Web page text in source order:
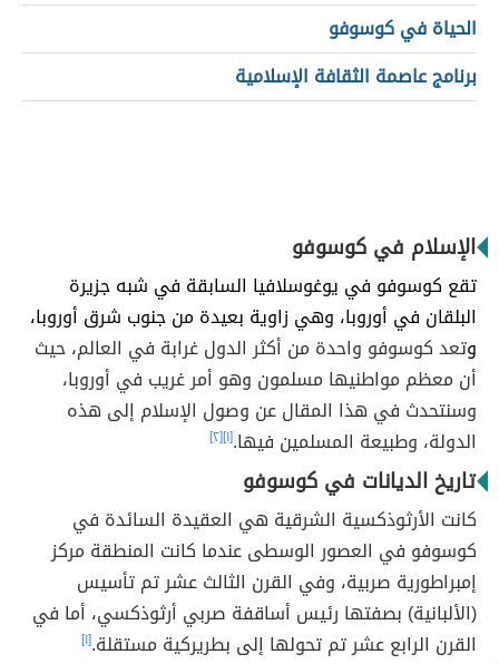
الحياة في كوسوفو
برنامج عاصمة الثقافة الإسلامية
الإسلام في كوسوفو
تقع كوسوفو في يوغوسلافيا السابقة في شبه جزيرة
البلقان في أوروبا، وهي زاوية بعيدة من جنوب شرق أوروبا،
وتعد كوسوفو واحدة من أكثر الدول غرابة في العالم، حيث
أن معظم مواطنيها مسلمون وهو أمر غريب في أوروبا،
وسنتحدث في هذا المقال عن وصول الإسلام إلى هذه
الدولة، وطبيعة المسلمين فيها.[١] [٢]
تاريخ الديانات في كوسوفو
كانت الأرثوذكسية الشرقية هي العقيدة السائدة في
كوسوفو في العصور الوسطى عندما كانت المنطقة مركز
إمبراطورية صربية، وفي القرن الثالث عشر تم تأسيس
(الألبانية) بصفتها رئيس أساقفة صربي أرثوذكسي، أما في
القرن الرابع عشر تم تحولها إلى بطريركية مستقلة.[١]